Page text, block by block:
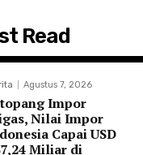
Read
Agustus 7, 2026
Impor
Nilai Impor
Capai USD
Miliar di